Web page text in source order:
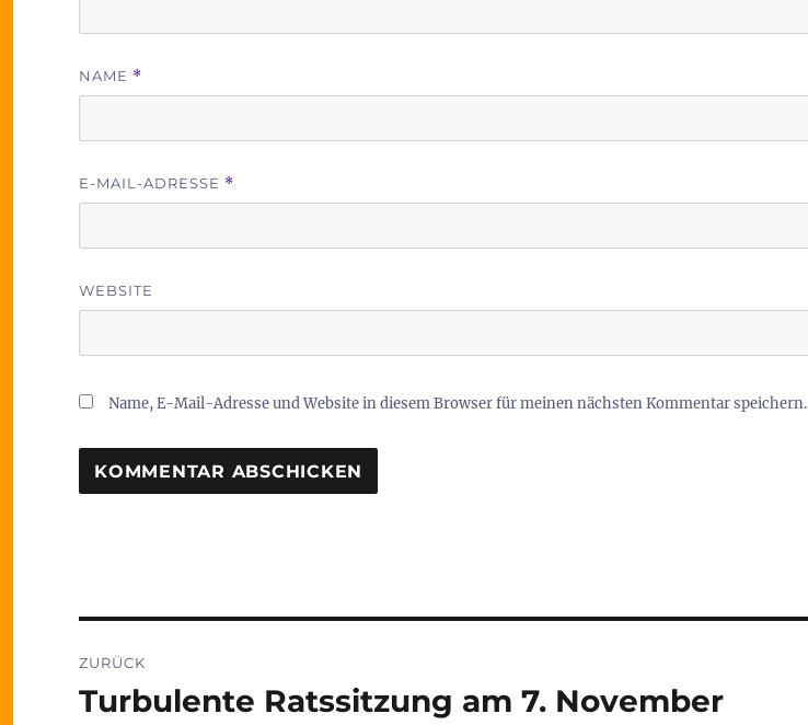
NAME *
E-MAIL-ADRESSE *
WEBSITE
Name, E-Mail-Adresse und Website in diesem Browser für meinen nächsten Kommentar speichern.
ZURÜCK
Vorheriger
Turbulente Ratssitzung am 7. November